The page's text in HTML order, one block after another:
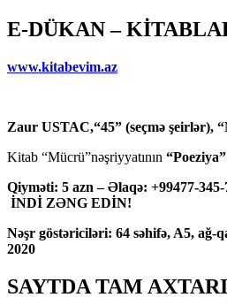
E-DÜKAN –
www.kitabevim.az
Zaur USTAC,“45” (seçmə şeirlər),
Kitab “Mücrü”nəşriyyatının “Poeziya”
Qiyməti: 5 azn – Əlaqə: +99477-345-
İNDİ ZƏNG EDİN!
Nəşr göstəriciləri: 64 səhifə, A5, ağ-
2020
SAYTDA TAM